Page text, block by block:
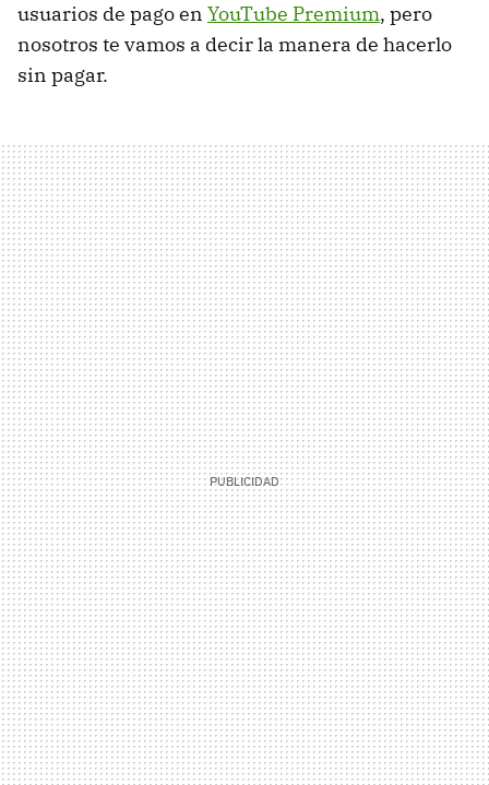
usuarios de pago en YouTube Premium, pero
nosotros te vamos a decir la manera de hacerlo
sin pagar.